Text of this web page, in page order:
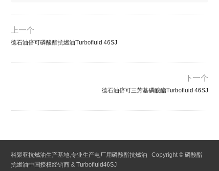
上一个
德石油倍可磷酸酯抗燃油Turbofluid 46SJ
下一个
德石油倍可三芳基磷酸酯Turbofluid 46SJ
科聚亚抗燃油生产基地,专业生产电厂用磷酸酯抗燃油 Copyright ©磷酸酯
抗燃油中国授权经销商 &Turbofluid46SJ